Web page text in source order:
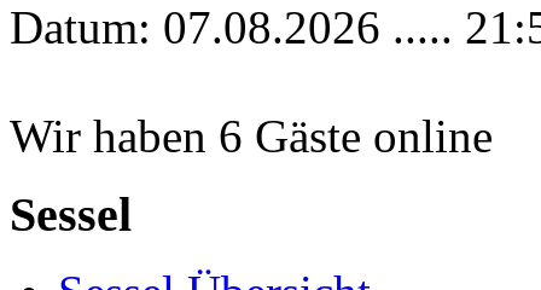
Datum: 07.08.2026 .....
Wir haben 6 Gäste online
Sessel